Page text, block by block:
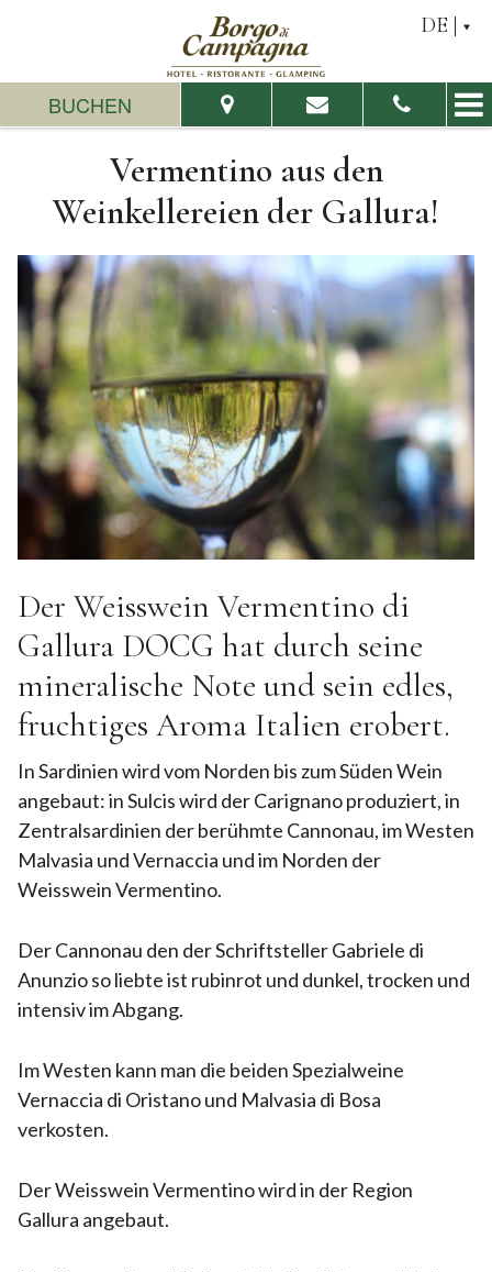
DE
BUCHEN
Bis:
Verfügbarkeit prüfen
Informationsanfrage
Vermentino aus den
Weinkellereien der Gallura!
Der Weisswein Vermentino di
Gallura DOCG hat durch seine
mineralische Note und sein edles,
fruchtiges Aroma Italien erobert.
In Sardinien wird vom Norden bis zum Süden Wein
angebaut: in Sulcis wird der Carignano produziert, in
Zentralsardinien der berühmte Cannonau, im Westen
Malvasia und Vernaccia und im Norden der
Weisswein Vermentino.
Der Cannonau den der Schriftsteller Gabriele di
Anunzio so liebte ist rubinrot und dunkel, trocken und
intensiv im Abgang.
Im Westen kann man die beiden Spezialweine
Vernaccia di Oristano und Malvasia di Bosa
verkosten.
Der Weisswein Vermentino wird in der Region
Gallura angebaut.